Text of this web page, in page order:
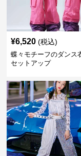
¥6,520 (税込)
蝶々モチーフのダンス
セットアップ